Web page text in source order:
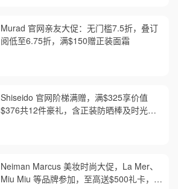
Murad 官网亲友大促：无门槛7.5折，叠订
阅低至6.75折，满$150赠正装面霜
Shiseido 官网阶梯满赠，满$325享价值
$376共12件豪礼，含正装防晒棒及时光琉
Neiman Marcus 美妆时尚大促，La Mer、
Miu Miu 等品牌参加，至高送$500礼卡，需